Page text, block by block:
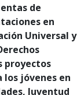
de
en
Universal y
proyectos
jóvenes en
Juventud